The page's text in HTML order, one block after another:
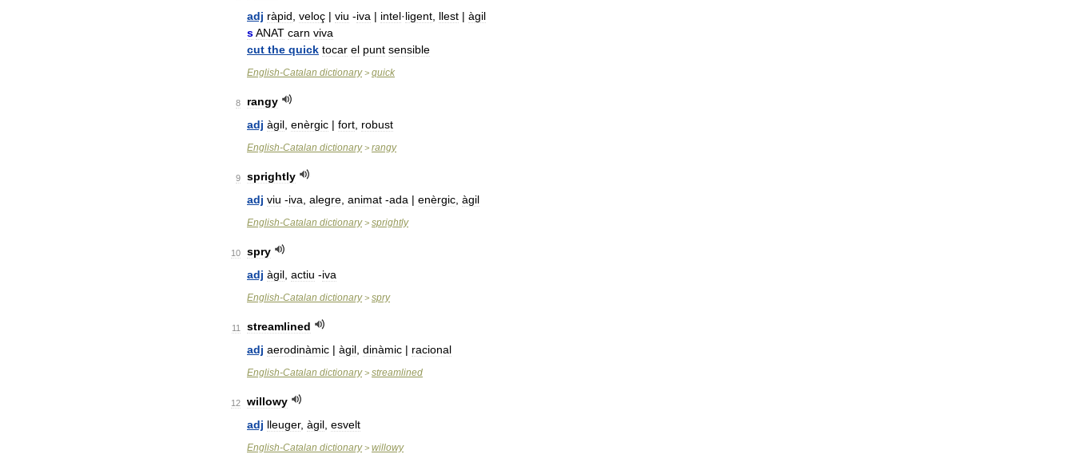
adj ràpid veloç | viu -iva | intel·ligent llest | àgil
sANAT carn viva
cut the quick tocar el punt sensible
English-Catalan dictionary> quick
8
rangy
adj àgil enèrgic | fort robust
English-Catalan dictionary> rangy
9
sprightly
adj viu -iva alegre animat -ada | enèrgic àgil
English-Catalan dictionary> sprightly
10
spry
adj àgil actiu -iva
English-Catalan dictionary> spry
11
streamlined
adj aerodinàmic | àgil dinàmic | racional
English-Catalan dictionary> streamlined
12
willowy
adj lleuger, àgil esvelt
English-Catalan dictionary> willowy